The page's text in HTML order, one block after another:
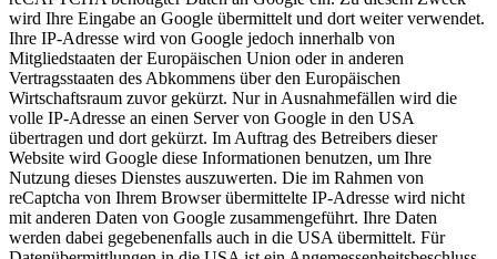
wird Ihre Eingabe an Google übermittelt und dort weiter verwendet.
Ihre IP-Adresse wird von Google jedoch innerhalb von
Mitgliedstaaten der Europäischen Union oder in anderen
Vertragsstaaten des Abkommens über den Europäischen
Wirtschaftsraum zuvor gekürzt. Nur in Ausnahmefällen wird die
volle IP-Adresse an einen Server von Google in den USA
übertragen und dort gekürzt. Im Auftrag des Betreibers dieser
Website wird Google diese Informationen benutzen, um Ihre
Nutzung dieses Dienstes auszuwerten. Die im Rahmen von
reCaptcha von Ihrem Browser übermittelte IP-Adresse wird nicht
mit anderen Daten von Google zusammengeführt. Ihre Daten
werden dabei gegebenenfalls auch in die USA übermittelt. Für